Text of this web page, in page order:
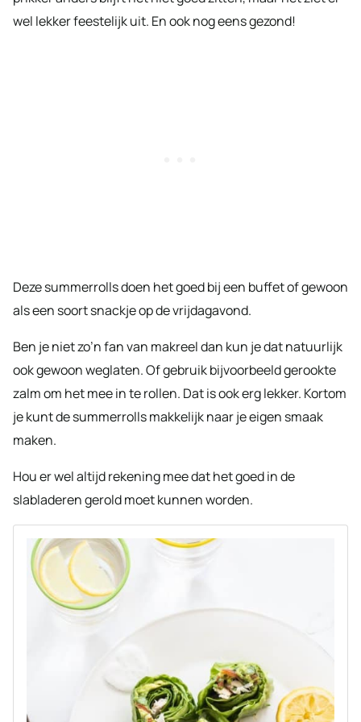
wel lekker feestelijk uit. En ook nog eens gezond!
Deze summerrolls doen het goed bij een buffet of gewoon
als een soort snackje op de vrijdagavond.
Ben je niet zo’n fan van makreel dan kun je dat natuurlijk
ook gewoon weglaten. Of gebruik bijvoorbeeld gerookte
zalm om het mee in te rollen. Dat is ook erg lekker. Kortom
je kunt de summerrolls makkelijk naar je eigen smaak
maken.
Hou er wel altijd rekening mee dat het goed in de
slabladeren gerold moet kunnen worden.